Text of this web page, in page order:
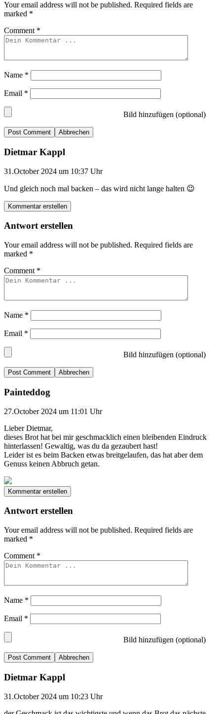
Your email address will not be published. Required fields are
marked *
Comment *
Name *
Email *
Bild hinzufügen (optional)
Abbrechen
Dietmar Kappl
31.October 2024 um 10:37 Uhr
Und gleich noch mal backen – das wird nicht lange halten 😉
Kommentar erstellen
Antwort erstellen
Your email address will not be published. Required fields are
marked *
Comment *
Name *
Email *
Bild hinzufügen (optional)
Abbrechen
Painteddog
27.October 2024 um 11:01 Uhr
Lieber Dietmar,
dieses Brot hat bei mir geschmacklich einen bleibenden Eindruck
hinterlassen! Gewaltig, was du da gezaubert hast!
Leider ist es beim Backen etwas breitgelaufen, das hat aber dem
Genuss keinen Abbruch getan.
Kommentar erstellen
Antwort erstellen
Your email address will not be published. Required fields are
marked *
Comment *
Name *
Email *
Bild hinzufügen (optional)
Abbrechen
Dietmar Kappl
31.October 2024 um 10:23 Uhr